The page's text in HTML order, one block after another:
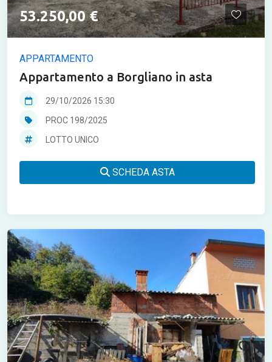
53.250,00 €
APPARTAMENTO
Appartamento a Borgliano in asta
29/10/2026 15:30
PROC 198/2025
LOTTO UNICO
SCHEDA ASTA